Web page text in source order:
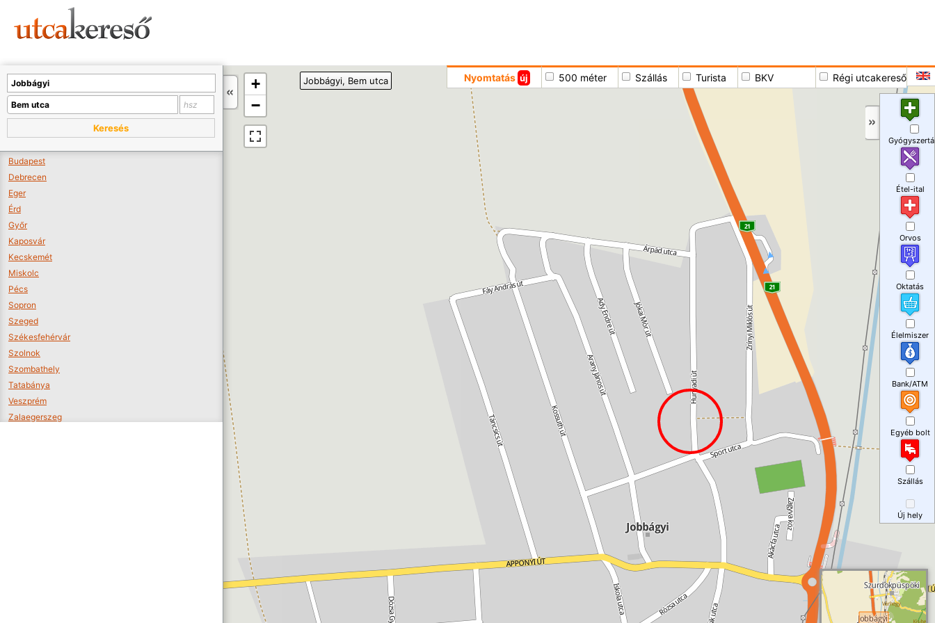
+
−
Nyomtatás új 500 méter Szállás Turista BKV Régi utcakereső
Jobbágyi, Bem utca
Keresés
Budapest
Debrecen
Eger
Érd
Győr
Kaposvár
Kecskemét
Miskolc
Pécs
Sopron
Szeged
Székesfehérvár
Szolnok
Szombathely
Tatabánya
Veszprém
Zalaegerszeg
Étel-ital
Orvos
Oktatás
Élelmiszer
Bank/ATM
Egyéb bolt
Szállás
Új hely
A térképet kicsinyíteni kell, hogy látszódjanak a boltok.
Boltok látszódjanak >>